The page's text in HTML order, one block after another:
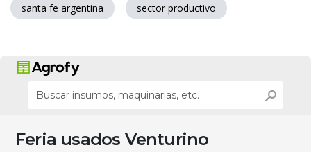
santa fe argentina sector productivo
Feria usados Venturino